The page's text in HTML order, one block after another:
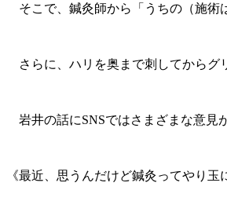
そこで、鍼灸師から「うちの（施術
さらに、ハリを奥まで刺してからグ
岩井の話にSNSではさまざまな意見
《最近、思うんだけど鍼灸ってやり